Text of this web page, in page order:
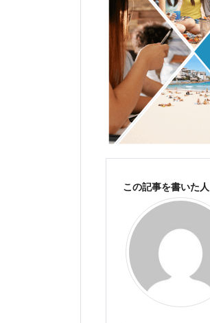
この記事を書いた人